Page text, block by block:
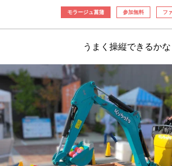
モラージュ菖蒲 参加無料 フ
うまく操縦できるかな